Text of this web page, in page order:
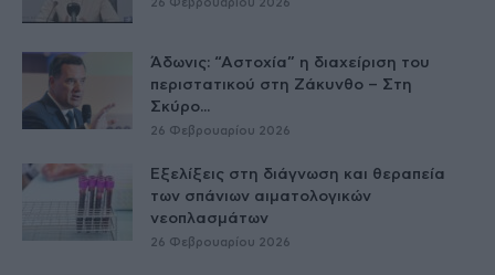
Άδωνις: “Αστοχία” η διαχείριση του
περιστατικού στη Ζάκυνθο – Στη
Σκύρο...
26 Φεβρουαρίου 2026
Εξελίξεις στη διάγνωση και θεραπεία
των σπάνιων αιματολογικών
νεοπλασμάτων
26 Φεβρουαρίου 2026